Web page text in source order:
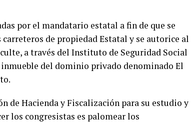
por el mandatario estatal a fin de que se
de propiedad Estatal y se autorice al
a través del Instituto de Seguridad Social
inmueble del dominio privado denominado El
de Hacienda y Fiscalización para su estudio y
los congresistas es palomear los